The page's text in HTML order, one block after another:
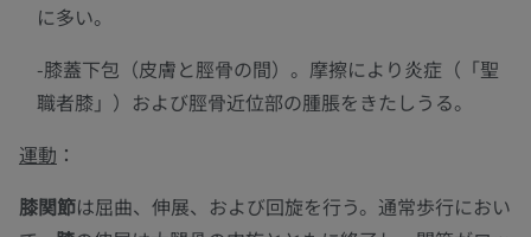
に多い。
-膝蓋下包（皮膚と脛骨の間）。摩擦により炎症（「聖
職者膝」）および脛骨近位部の腫脹をきたしうる。
運動 ：
膝関節は屈曲、伸展、および回旋を行う。通常歩行におい